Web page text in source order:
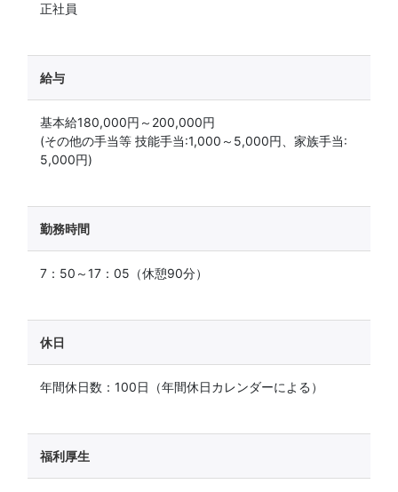
正社員
給与
基本給180,000円～200,000円
(その他の手当等 技能手当:1,000～5,000円、家族手当:
5,000円)
勤務時間
7：50～17：05（休憩90分）
休日
年間休日数：100日（年間休日カレンダーによる）
福利厚生